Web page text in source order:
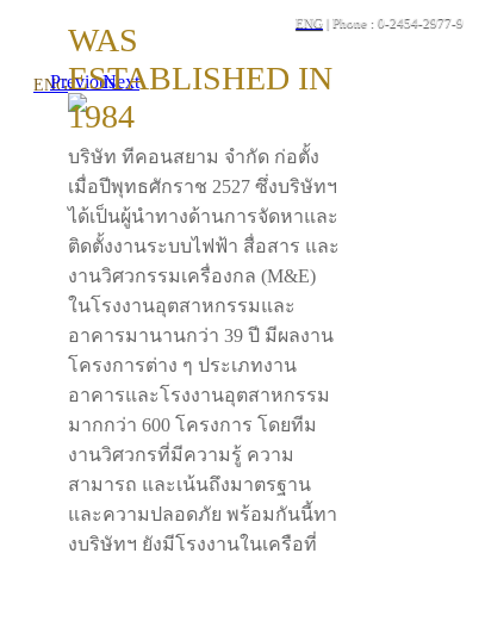
ENG | Phone : 0-2454-2977-9
ENGPreviousNext
WAS
ESTABLISHED IN
1984
บริษัท ทีคอนสยาม จำกัด ก่อตั้ง
เมื่อปีพุทธศักราช 2527 ซึ่งบริษัทฯ
ได้เป็นผู้นำทางด้านการจัดหาและ
ติดตั้งงานระบบไฟฟ้า สื่อสาร และ
งานวิศวกรรมเครื่องกล (M&E)
ในโรงงานอุตสาหกรรมและ
อาคารมานานกว่า 39 ปี มีผลงาน
โครงการต่าง ๆ ประเภทงาน
อาคารและโรงงานอุตสาหกรรม
มากกว่า 600 โครงการ โดยทีม
งานวิศวกรที่มีความรู้ ความ
สามารถ และเน้นถึงมาตรฐาน
และความปลอดภัย พร้อมกันนี้ทา
งบริษัทฯ ยังมีโรงงานในเครือที่